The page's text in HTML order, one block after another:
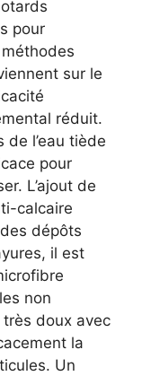
pour
sur le
réduit.
l’eau tiède
pour
L’ajout de
calcaire
dépôts
il est
non
doux avec
la
Un